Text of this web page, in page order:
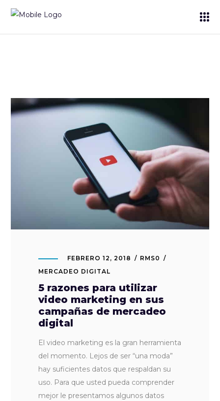
FEBRERO 12, 2018
RMS0
MERCADEO DIGITAL
5 razones para utilizar
video marketing en sus
campañas de mercadeo
digital
El video marketing es la gran herramienta
del momento. Lejos de ser “una moda”
hay suficientes datos que respaldan su
uso. Para que usted pueda comprender
mejor le presentamos algunos datos